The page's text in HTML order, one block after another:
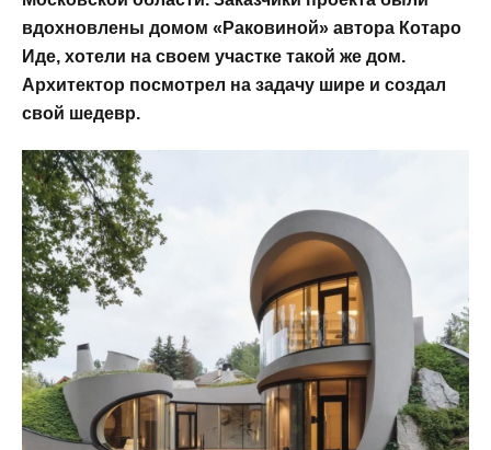
вдохновлены домом «Раковиной» автора Котаро
Иде, хотели на своем участке такой же дом.
Архитектор посмотрел на задачу шире и создал
свой шедевр.